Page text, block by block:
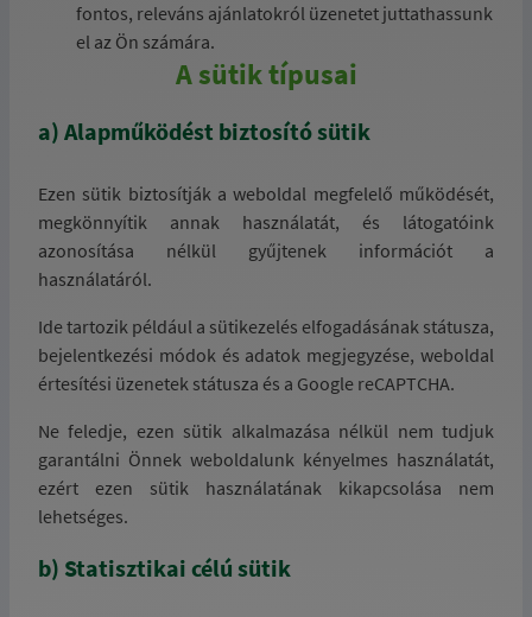
fontos, releváns ajánlatokról üzenetet juttathassunk
el az Ön számára.
A sütik típusai
a) Alapműködést biztosító sütik
Ezen sütik biztosítják a weboldal megfelelő működését,
megkönnyítik annak használatát, és látogatóink
azonosítása nélkül gyűjtenek információt a
használatáról.
Ide tartozik például a sütikezelés elfogadásának státusza,
bejelentkezési módok és adatok megjegyzése, weboldal
értesítési üzenetek státusza és a Google reCAPTCHA.
Ne feledje, ezen sütik alkalmazása nélkül nem tudjuk
garantálni Önnek weboldalunk kényelmes használatát,
ezért ezen sütik használatának kikapcsolása nem
lehetséges.
b) Statisztikai célú sütik